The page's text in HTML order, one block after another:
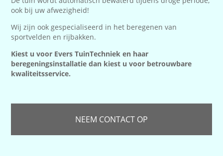
ook bij uw afwezigheid!
Wij zijn ook gespecialiseerd in het beregenen van
sportvelden en rijbakken.
Kiest u voor Evers TuinTechniek en haar
beregeningsinstallatie dan kiest u voor betrouwbare
kwaliteitsservice.
NEEM CONTACT OP